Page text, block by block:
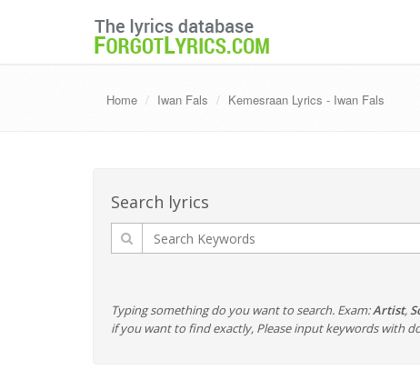
Home Iwan Fals Kemesraan Lyrics - Iwan Fals
Search lyrics
Typing something do you want to search. Exam:Artist,
if you want to find exactly, Please input keywords with